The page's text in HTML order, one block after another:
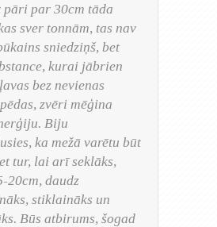
par 30cm tāda
sver tonnām, tas nav
sniedziņš, bet
kurai jābrien
bez nevienas
zvēri mēģina
Biju
ka mežā varētu būt
tur, lai arī seklāks,
20cm, daudz
stiklaināks un
Būs atbirums, šogad